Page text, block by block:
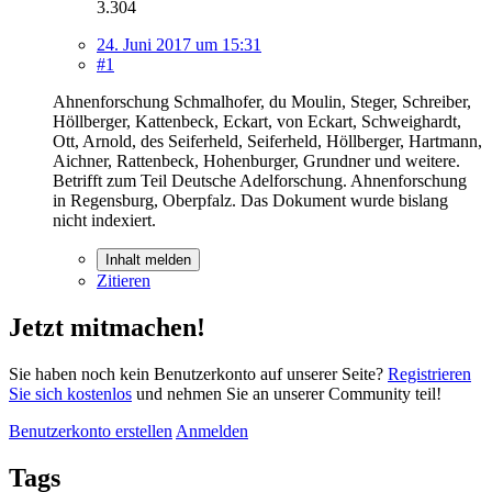
3.304
24. Juni 2017 um 15:31
#1
Ahnenforschung Schmalhofer, du Moulin, Steger, Schreiber,
Höllberger, Kattenbeck, Eckart, von Eckart, Schweighardt,
Ott, Arnold, des Seiferheld, Seiferheld, Höllberger, Hartmann,
Aichner, Rattenbeck, Hohenburger, Grundner und weitere.
Betrifft zum Teil Deutsche Adelforschung. Ahnenforschung
in Regensburg, Oberpfalz. Das Dokument wurde bislang
nicht indexiert.
Inhalt melden
Zitieren
Jetzt mitmachen!
Sie haben noch kein Benutzerkonto auf unserer Seite? Registrieren
Sie sich kostenlos und nehmen Sie an unserer Community teil!
Benutzerkonto erstellen Anmelden
Tags